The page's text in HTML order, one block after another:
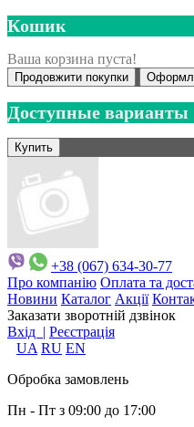
Кошик
Ваша корзина пуста!
Продовжити покупки
Доступные варианты
+38 (067) 634-30-77
Про компанію Оплата та
Новини Каталог Акції
Заказати зворотній дзвінок
Вхід | Реєстрація
UA RU EN
Обробка замовлень
Пн - Пт з 09:00 до 17:00